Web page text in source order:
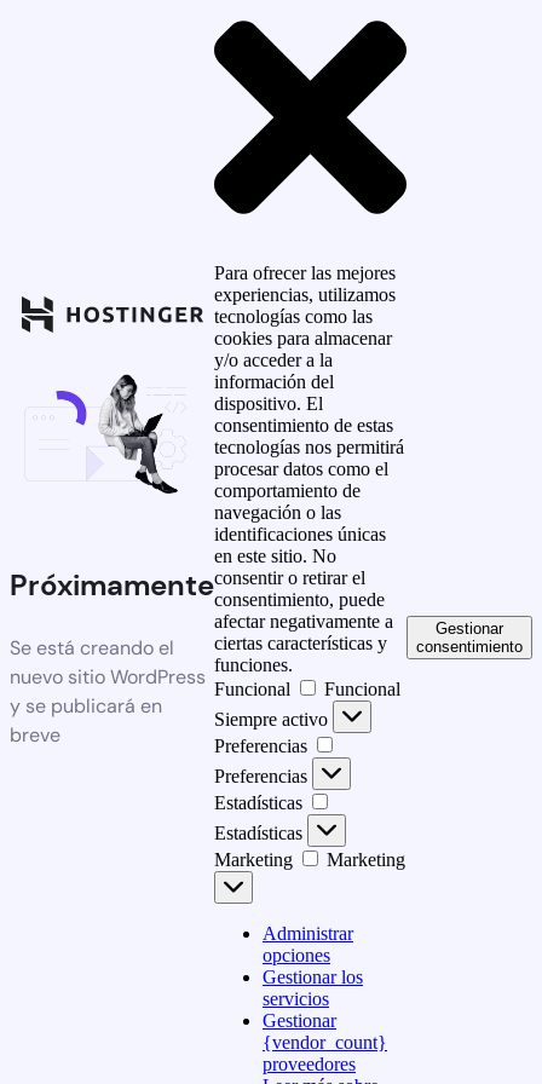
Próximamente
Se está creando el
nuevo sitio WordPress
y se publicará en
breve
Para ofrecer las mejores
experiencias, utilizamos
tecnologías como las
cookies para almacenar
y/o acceder a la
información del
dispositivo. El
consentimiento de estas
tecnologías nos permitirá
procesar datos como el
comportamiento de
navegación o las
identificaciones únicas
en este sitio. No
consentir o retirar el
consentimiento, puede
afectar negativamente a
ciertas características y
funciones.
Funcional
Funcional
Siempre activo
Preferencias
Preferencias
Estadísticas
Estadísticas
Marketing
Marketing
Administrar
opciones
Gestionar los
servicios
Gestionar
{vendor_count}
proveedores
Gestionar
consentimiento